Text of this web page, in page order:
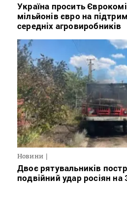
Україна просить
мільйонів євро на
середніх агровиробників
Новини
Двоє рятувальників
подвійний удар росіян